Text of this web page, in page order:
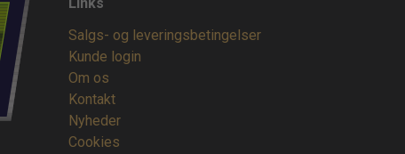
Salgs- og leveringsbetingelser
Kunde login
Om os
Kontakt
Nyheder
Cookies